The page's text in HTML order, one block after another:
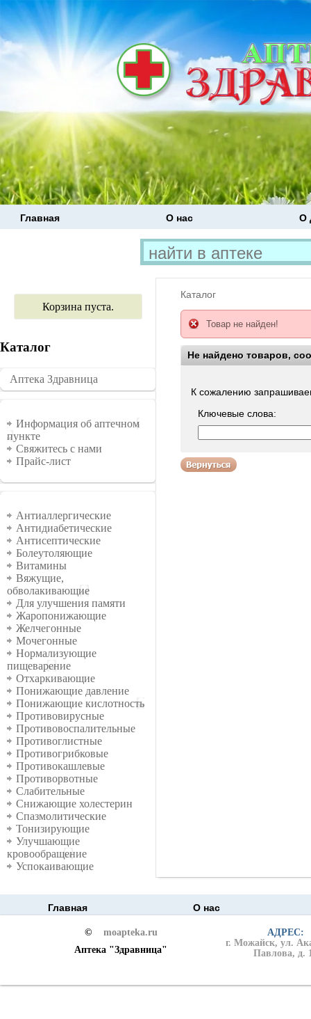
Главная О нас О
Корзина пуста.
Каталог
�������
Аптека Здравница
Информация
Информация об аптечном
пункте
Свяжитесь с нами
Прайс-лист
Группы
Антиаллергические
Антидиабетические
Антисептические
Болеутоляющие
Витамины
Вяжущие,
обволакивающие
Для улучшения памяти
Жаропонижающие
Желчегонные
Мочегонные
Нормализующие
пищеварение
Отхаркивающие
Понижающие давление
Понижающие кислотность
Противовирусные
Противовоспалительные
Противоглистные
Противогрибковые
Противокашлевые
Противорвотные
Слабительные
Снижающие холестерин
Спазмолитические
Тонизирующие
Улучшающие
кровообращение
Успокаивающие
Каталог
Товар не найден!
Не найдено товаров,
К сожалению
Ключевые слова:
Главная О нас
©
moapteka.ru
Аптека "Здравница"
АДРЕС:
г. Можайск, ул.
Павлова, д.